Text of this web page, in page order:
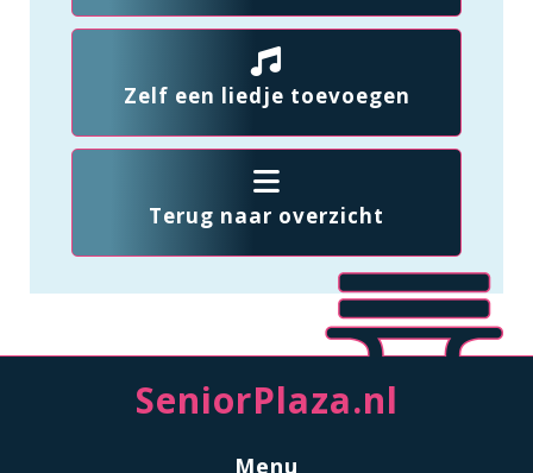
Zelf een liedje toevoegen
Terug naar overzicht
SeniorPlaza.nl
Menu